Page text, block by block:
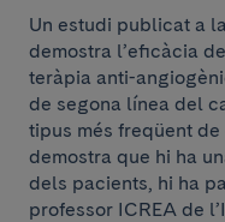
Un estudi publicat a
demostra l’eficàcia
teràpia anti-
de segona línea del
tipus més freqüent de
demostra que hi ha
dels pacients, hi ha
professor ICREA de